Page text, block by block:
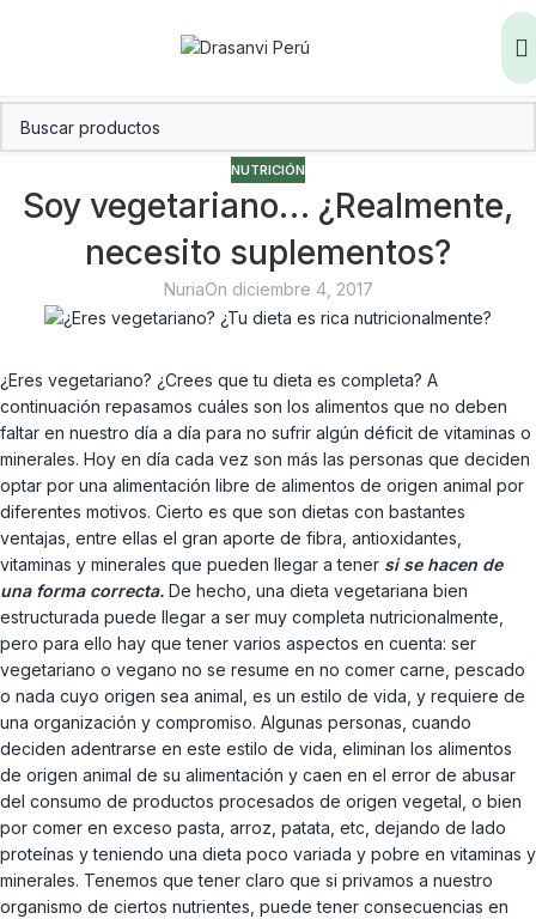
NUTRICIÓN
Soy vegetariano… ¿Realmente,
necesito suplementos?
NuriaOn diciembre 4, 2017
¿Eres vegetariano? ¿Crees que tu dieta es completa? A
continuación repasamos cuáles son los alimentos que no deben
faltar en nuestro día a día para no sufrir algún déficit de vitaminas o
minerales. Hoy en día cada vez son más las personas que deciden
optar por una alimentación libre de alimentos de origen animal por
diferentes motivos. Cierto es que son dietas con bastantes
ventajas, entre ellas el gran aporte de fibra, antioxidantes,
vitaminas y minerales que pueden llegar a tener si se hacen de
una forma correcta. De hecho, una dieta vegetariana bien
estructurada puede llegar a ser muy completa nutricionalmente,
pero para ello hay que tener varios aspectos en cuenta: ser
vegetariano o vegano no se resume en no comer carne, pescado
o nada cuyo origen sea animal, es un estilo de vida, y requiere de
una organización y compromiso. Algunas personas, cuando
deciden adentrarse en este estilo de vida, eliminan los alimentos
de origen animal de su alimentación y caen en el error de abusar
del consumo de productos procesados de origen vegetal, o bien
por comer en exceso pasta, arroz, patata, etc, dejando de lado
proteínas y teniendo una dieta poco variada y pobre en vitaminas y
minerales. Tenemos que tener claro que si privamos a nuestro
organismo de ciertos nutrientes, puede tener consecuencias en